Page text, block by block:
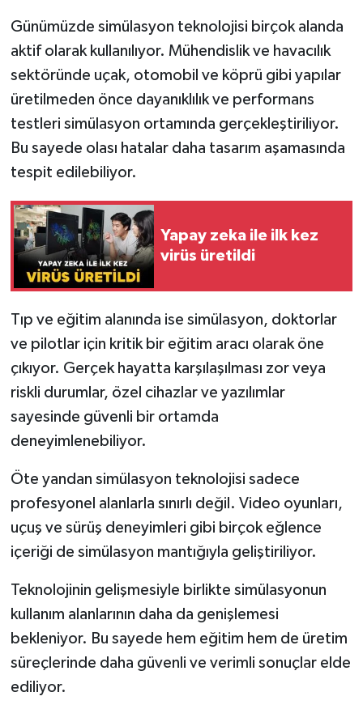
Günümüzde simülasyon teknolojisi birçok alanda
aktif olarak kullanılıyor. Mühendislik ve havacılık
sektöründe uçak, otomobil ve köprü gibi yapılar
üretilmeden önce dayanıklılık ve performans
testleri simülasyon ortamında gerçekleştiriliyor.
Bu sayede olası hatalar daha tasarım aşamasında
tespit edilebiliyor.
Yapay zeka ile ilk kez
virüs üretildi
Tıp ve eğitim alanında ise simülasyon, doktorlar
ve pilotlar için kritik bir eğitim aracı olarak öne
çıkıyor. Gerçek hayatta karşılaşılması zor veya
riskli durumlar, özel cihazlar ve yazılımlar
sayesinde güvenli bir ortamda
deneyimlenebiliyor.
Öte yandan simülasyon teknolojisi sadece
profesyonel alanlarla sınırlı değil. Video oyunları,
uçuş ve sürüş deneyimleri gibi birçok eğlence
içeriği de simülasyon mantığıyla geliştiriliyor.
Teknolojinin gelişmesiyle birlikte simülasyonun
kullanım alanlarının daha da genişlemesi
bekleniyor. Bu sayede hem eğitim hem de üretim
süreçlerinde daha güvenli ve verimli sonuçlar elde
ediliyor.